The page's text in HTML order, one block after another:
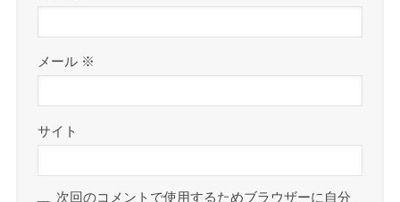
メール ※
サイト
次回のコメントで使用するためブラウザーに自分